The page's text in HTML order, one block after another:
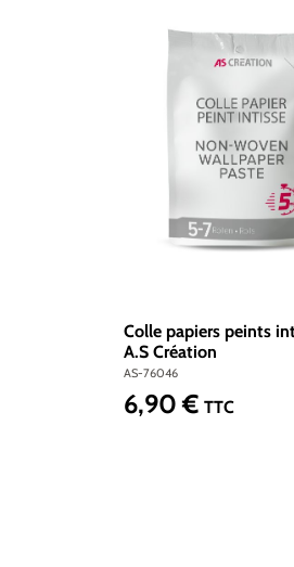
Colle papiers peints
A.S Création
AS-76046
Prix régulier :
6,90 € TTC